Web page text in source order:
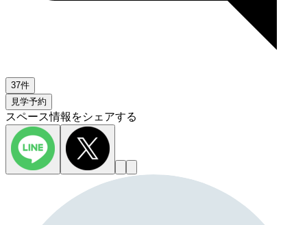
37件
見学予約
スペース情報をシェアする